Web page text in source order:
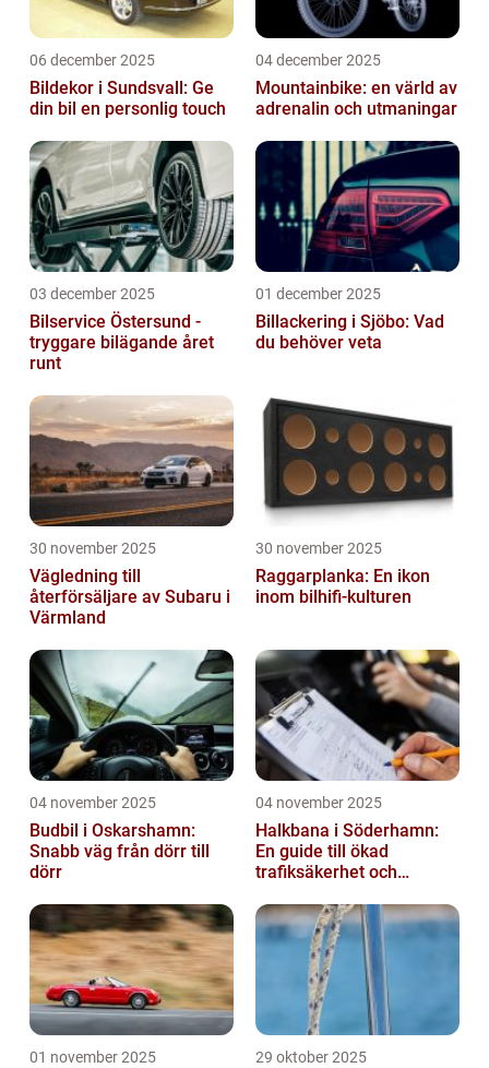
06 december 2025
Bildekor i Sundsvall: Ge
din bil en personlig touch
04 december 2025
Mountainbike: en värld av
adrenalin och utmaningar
03 december 2025
Bilservice Östersund -
tryggare bilägande året
runt
01 december 2025
Billackering i Sjöbo: Vad
du behöver veta
30 november 2025
Vägledning till
återförsäljare av Subaru i
Värmland
30 november 2025
Raggarplanka: En ikon
inom bilhifi-kulturen
04 november 2025
Budbil i Oskarshamn:
Snabb väg från dörr till
dörr
04 november 2025
Halkbana i Söderhamn:
En guide till ökad
trafiksäkerhet och
01 november 2025 29 oktober 2025